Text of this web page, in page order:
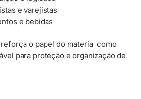
e varejistas
e bebidas
o papel do material como
para proteção e organização de